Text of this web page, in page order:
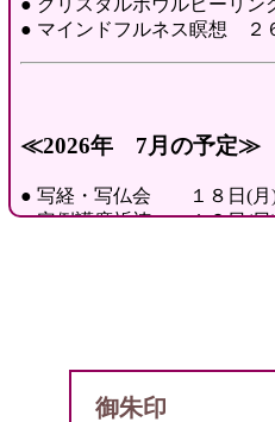
御朱印